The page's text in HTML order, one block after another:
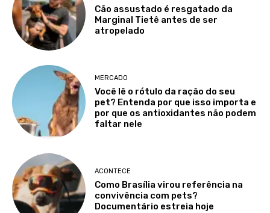
Cão assustado é resgatado da
Marginal Tietê antes de ser
atropelado
MERCADO
Você lê o rótulo da ração do seu
pet? Entenda por que isso importa e
por que os antioxidantes não podem
faltar nele
ACONTECE
Como Brasília virou referência na
convivência com pets?
Documentário estreia hoje